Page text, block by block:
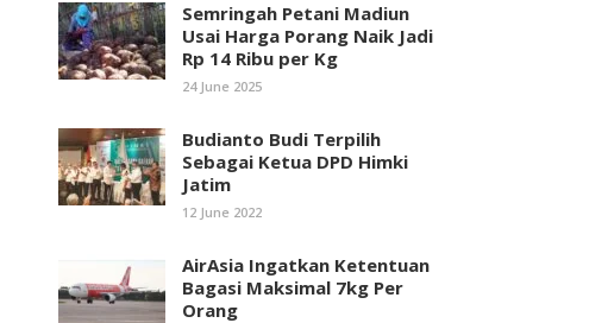
Semringah Petani Madiun
Usai Harga Porang Naik Jadi
Rp 14 Ribu per Kg
24 June 2025
Budianto Budi Terpilih
Sebagai Ketua DPD Himki
Jatim
12 June 2022
AirAsia Ingatkan Ketentuan
Bagasi Maksimal 7kg Per
Orang